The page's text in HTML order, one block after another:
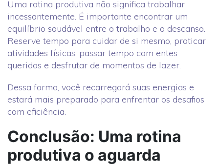
Uma rotina produtiva não significa trabalhar
incessantemente. É importante encontrar um
equilíbrio saudável entre o trabalho e o descanso.
Reserve tempo para cuidar de si mesmo, praticar
atividades físicas, passar tempo com entes
queridos e desfrutar de momentos de lazer.
Dessa forma, você recarregará suas energias e
estará mais preparado para enfrentar os desafios
com eficiência.
Conclusão: Uma rotina
produtiva o aguarda